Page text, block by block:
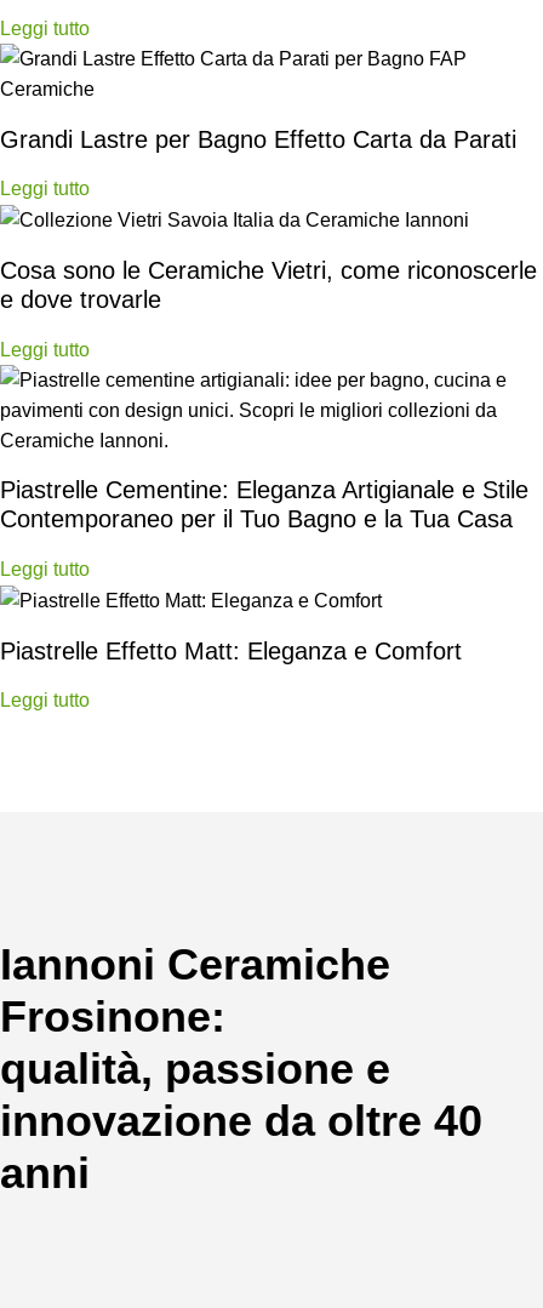
Leggi tutto
Grandi Lastre per Bagno Effetto Carta da Parati
Leggi tutto
Cosa sono le Ceramiche Vietri, come riconoscerle
e dove trovarle
Leggi tutto
Piastrelle Cementine: Eleganza Artigianale e Stile
Contemporaneo per il Tuo Bagno e la Tua Casa
Leggi tutto
Piastrelle Effetto Matt: Eleganza e Comfort
Leggi tutto
Iannoni Ceramiche
Frosinone:
qualità, passione e
innovazione da oltre 40
anni